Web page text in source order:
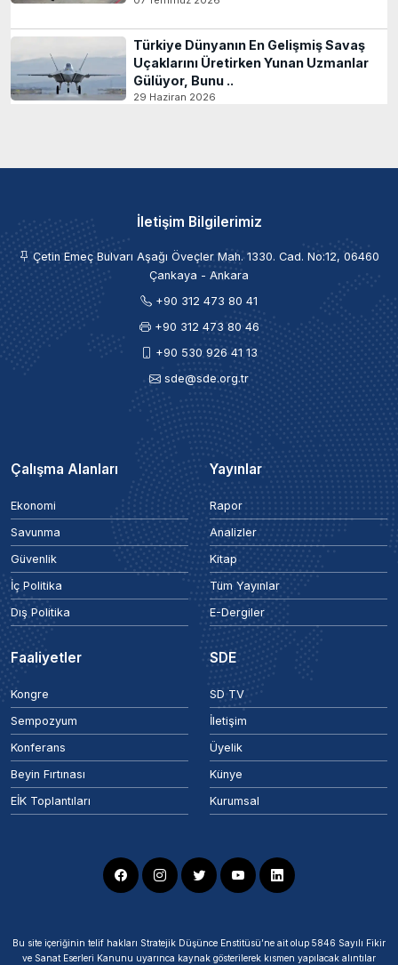
Türkiye Dünyanın En Gelişmiş Savaş
Uçaklarını Üretirken Yunan Uzmanlar
Gülüyor, Bunu ..
29 Haziran 2026
İletişim Bilgilerimiz
Çetin Emeç Bulvarı Aşağı Öveçler Mah. 1330. Cad. No:12, 06460
Çankaya - Ankara
+90 312 473 80 41
+90 312 473 80 46
+90 530 926 41 13
sde@sde.org.tr
Çalışma Alanları
Ekonomi
Savunma
Güvenlik
İç Politika
Dış Politika
Yayınlar
Rapor
Analizler
Kitap
Tüm Yayınlar
E-Dergiler
Faaliyetler
Kongre
Sempozyum
Konferans
Beyin Fırtınası
EİK Toplantıları
SDE
SD TV
İletişim
Üyelik
Künye
Kurumsal
Bu site içeriğinin telif hakları Stratejik Düşünce Enstitüsü’ne ait olup 5846 Sayılı Fikir
ve Sanat Eserleri Kanunu uyarınca kaynak gösterilerek kısmen yapılacak alıntılar